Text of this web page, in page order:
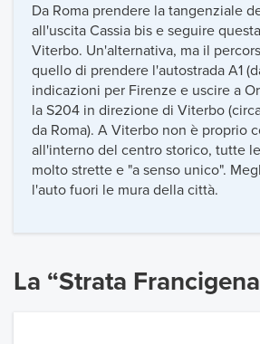
Da Roma prendere la tangenziale
all'uscita Cassia bis e seguire
Viterbo. Un'alternativa, ma il
quello di prendere l'autostrada A1
indicazioni per Firenze e uscire a
la S204 in direzione di Viterbo
da Roma). A Viterbo non è proprio
all'interno del centro storico, tutte
molto strette e "a senso unico".
l'auto fuori le mura della città.
La “Strata